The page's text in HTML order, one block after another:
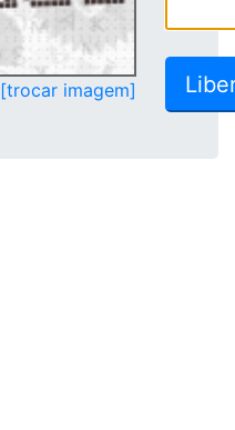
[trocar imagem]